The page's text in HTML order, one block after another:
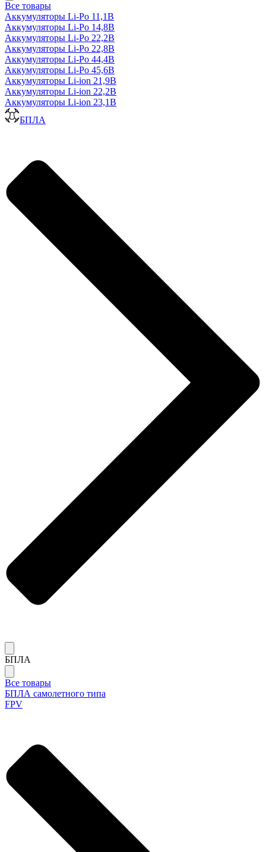
Все товары
Аккумуляторы Li-Po 11,1В
Аккумуляторы Li-Po 14,8В
Аккумуляторы Li-Po 22,2В
Аккумуляторы Li-Po 22,8В
Аккумуляторы Li-Po 44,4В
Аккумуляторы Li-Po 45,6В
Аккумуляторы Li-ion 21,9В
Аккумуляторы Li-ion 22,2В
Аккумуляторы Li-ion 23,1В
БПЛА
БПЛА
Все товары
БПЛА самолетного типа
FPV